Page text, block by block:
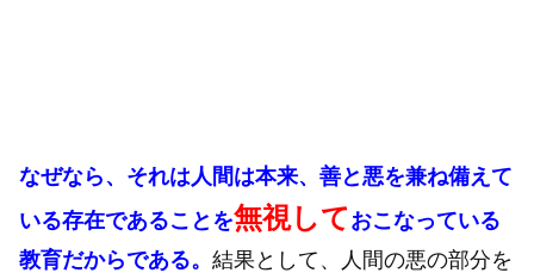
なぜなら、それは人間は本来、善と悪を兼ね備えて
いる存在であることを無視して おこなっている
教育だからである。 結果として、人間の悪の部分を